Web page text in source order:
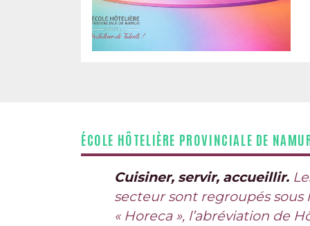
ÉCOLE HÔTELIÈRE PROVINCIALE DE
Cuisiner, servir, accueillir.
secteur sont regroupés sous
« Horeca », l’abréviation de